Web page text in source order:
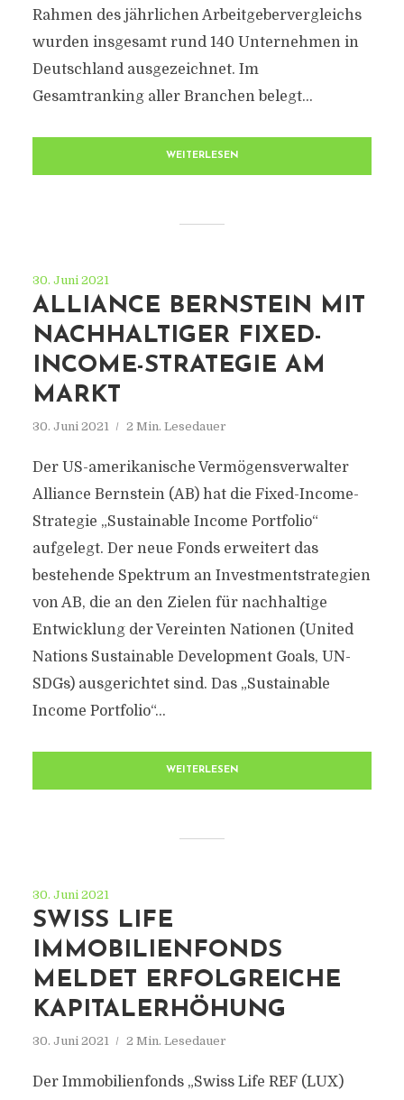
Rahmen des jährlichen Arbeitgebervergleichs
wurden insgesamt rund 140 Unternehmen in
Deutschland ausgezeichnet. Im
Gesamtranking aller Branchen belegt...
WEITERLESEN
30. Juni 2021
ALLIANCE BERNSTEIN MIT
NACHHALTIGER FIXED-
INCOME-STRATEGIE AM
MARKT
30. Juni 2021 2 Min. Lesedauer
Der US-amerikanische Vermögensverwalter
Alliance Bernstein (AB) hat die Fixed-Income-
Strategie „Sustainable Income Portfolio“
aufgelegt. Der neue Fonds erweitert das
bestehende Spektrum an Investmentstrategien
von AB, die an den Zielen für nachhaltige
Entwicklung der Vereinten Nationen (United
Nations Sustainable Development Goals, UN-
SDGs) ausgerichtet sind. Das „Sustainable
Income Portfolio“...
WEITERLESEN
30. Juni 2021
SWISS LIFE
IMMOBILIENFONDS
MELDET ERFOLGREICHE
KAPITALERHÖHUNG
30. Juni 2021 2 Min. Lesedauer
Der Immobilienfonds „Swiss Life REF (LUX)